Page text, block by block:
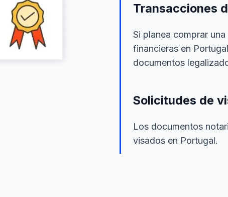
Transacciones
Si planea comprar
financieras en
documentos
Solicitudes de
Los documentos
visados en Portugal.